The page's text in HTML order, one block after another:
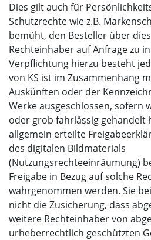
Dies gilt auch für
Schutzrechte wie z.B.
bemüht, den Besteller über
Rechteinhaber auf Anfrage zu
Verpflichtung hierzu besteht
von KS ist im Zusammenhang
Auskünften oder der
Werke ausgeschlossen, sofern
oder grob fahrlässig gehandelt
allgemein erteilte
des digitalen Bildmaterials
(Nutzungsrechteeinräumung)
Freigabe in Bezug auf solche
wahrgenommen werden. Sie
nicht die Zusicherung, dass
weitere Rechteinhaber von
urheberrechtlich geschützten